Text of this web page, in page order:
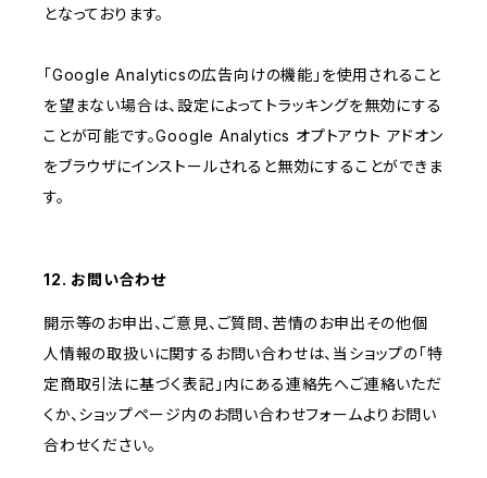
となっております。
「Google Analyticsの広告向けの機能」を使用されること
を望まない場合は、設定によってトラッキングを無効にする
ことが可能です。Google Analytics オプトアウト アドオン
をブラウザにインストールされると無効にすることができま
す。
12. お問い合わせ
開示等のお申出、ご意見、ご質問、苦情のお申出その他個
人情報の取扱いに関するお問い合わせは、当ショップの「特
定商取引法に基づく表記」内にある連絡先へご連絡いただ
くか、ショップページ内のお問い合わせフォームよりお問い
合わせください。